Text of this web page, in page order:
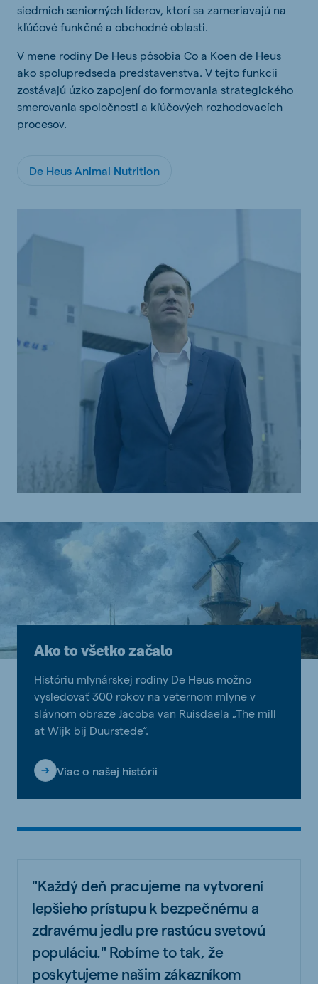
siedmich seniorných líderov, ktorí sa zameriavajú na
kľúčové funkčné a obchodné oblasti.
V mene rodiny De Heus pôsobia Co a Koen de Heus
ako spolupredseda predstavenstva. V tejto funkcii
zostávajú úzko zapojení do formovania strategického
smerovania spoločnosti a kľúčových rozhodovacích
procesov.
De Heus Animal Nutrition
Ako to všetko začalo
Históriu mlynárskej rodiny De Heus možno
vysledovať 300 rokov na veternom mlyne v
slávnom obraze Jacoba van Ruisdaela „The mill
at Wijk bij Duurstede“.
Viac o našej histórii
"Každý deň pracujeme na vytvorení
lepšieho prístupu k bezpečnému a
zdravému jedlu pre rastúcu svetovú
populáciu." Robíme to tak, že
poskytujeme našim zákazníkom